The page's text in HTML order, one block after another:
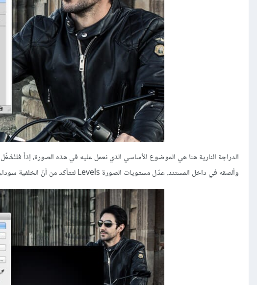
وألصقه في داخل المستند. عدّل مستويات الصورة Levels لتتأكد من أنّ الخلفية سوداء تماماً، بكل الأحوال لن تبقى مرئية بعد الخطوة التالية.